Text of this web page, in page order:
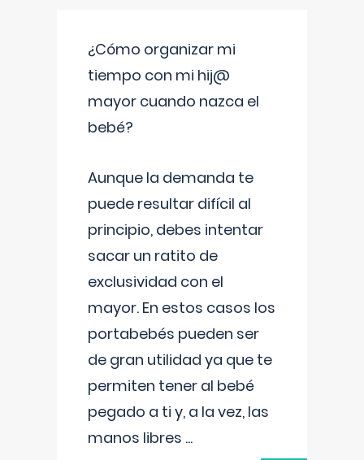
¿Cómo organizar mi
tiempo con mi hij@
mayor cuando nazca el
bebé?
Aunque la demanda te
puede resultar difícil al
principio, debes intentar
sacar un ratito de
exclusividad con el
mayor. En estos casos los
portabebés pueden ser
de gran utilidad ya que te
permiten tener al bebé
pegado a ti y, a la vez, las
manos libres ...